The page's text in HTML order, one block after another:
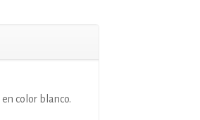
color blanco.